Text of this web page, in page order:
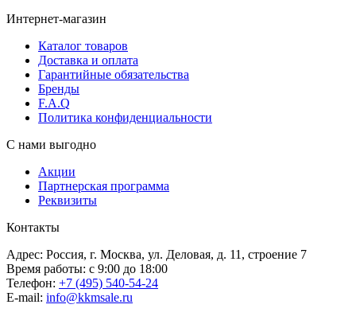
Интернет-магазин
Каталог товаров
Доставка и оплата
Гарантийные обязательства
Бренды
F.A.Q
Политика конфиденциальности
С нами выгодно
Акции
Партнерская программа
Реквизиты
Контакты
Адрес: Россия, г. Москва, ул. Деловая, д. 11, строение 7
Время работы: с 9:00 до 18:00
Телефон: +7 (495) 540-54-24
E-mail: info@kkmsale.ru